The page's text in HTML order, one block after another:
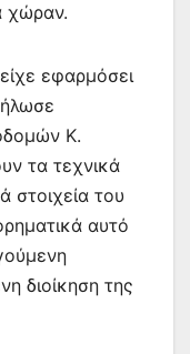
χώραν.
εφαρμόσει
Κ.
τα τεχνικά
στοιχεία του
αυτό
διοίκηση της